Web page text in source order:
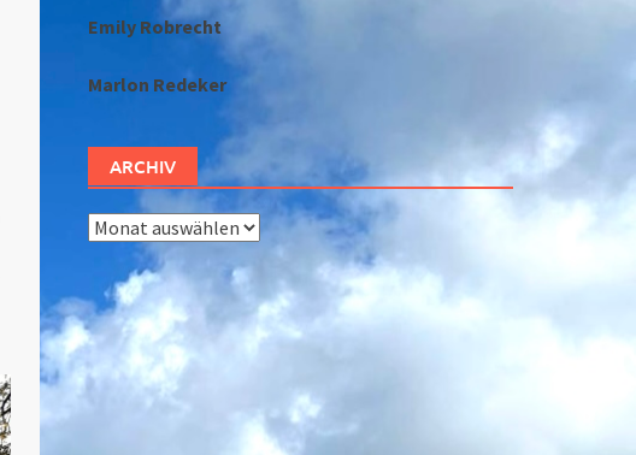
Emily Robrecht
Marlon Redeker
ARCHIV
Archiv